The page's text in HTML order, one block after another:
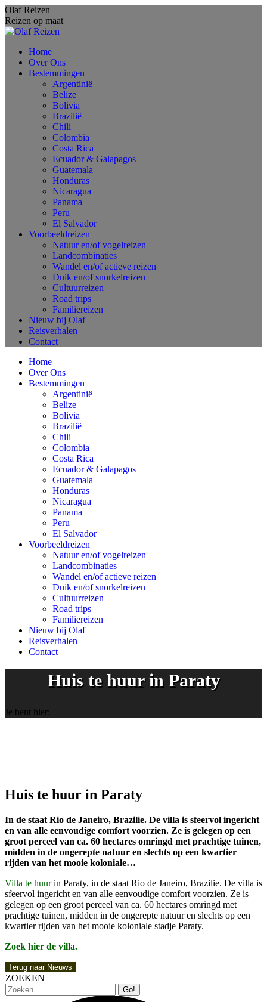
Spring
naar
content
Olaf Reizen
Reizen op maat
Home
Over Ons
Bestemmingen
Argentinië
Belize
Bolivia
Brazilië
Chili
Colombia
Costa Rica
Ecuador & Galapagos
Guatemala
Honduras
Nicaragua
Panama
Peru
El Salvador
Voorbeeldreizen
Natuur en/of vogelreizen
Landcombinaties
Wandel en/of actieve reizen
Duik en/of snorkelreizen
Cultuurreizen
Road trips
Familiereizen
Nieuw bij Olaf
Reisverhalen
Contact
Home
Over Ons
Bestemmingen
Argentinië
Belize
Bolivia
Brazilië
Chili
Colombia
Costa Rica
Ecuador & Galapagos
Guatemala
Honduras
Nicaragua
Panama
Peru
El Salvador
Voorbeeldreizen
Natuur en/of vogelreizen
Landcombinaties
Wandel en/of actieve reizen
Duik en/of snorkelreizen
Cultuurreizen
Road trips
Familiereizen
Nieuw bij Olaf
Reisverhalen
Contact
Huis te huur in Paraty
Je bent hier:
Huis te huur in Paraty
In de staat Rio de Janeiro, Brazilie. De villa is sfeervol ingericht
en van alle eenvoudige comfort voorzien. Ze is gelegen op een
groot perceel van ca. 60 hectares omringd met prachtige tuinen,
midden in de ongerepte natuur en slechts op een kwartier
rijden van het mooie koloniale…
Villa te huurin Paraty, in de staat Rio de Janeiro, Brazilie. De villa is
sfeervol ingericht en van alle eenvoudige comfort voorzien. Ze is
gelegen op een groot perceel van ca. 60 hectares omringd met
prachtige tuinen, midden in de ongerepte natuur en slechts op een
kwartier rijden van het mooie koloniale stadje Paraty.
Zoek hier de villa.
Terug naar Nieuws
ZOEKEN
Zoeken: